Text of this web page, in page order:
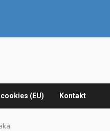
(EU) Kontakt